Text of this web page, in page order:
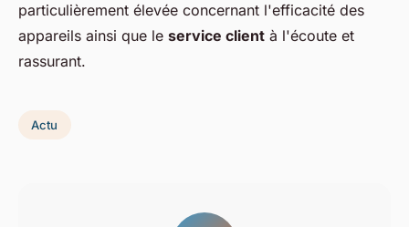
particulièrement élevée concernant l'efficacité des
appareils ainsi que le service client à l'écoute et
rassurant.
Actu